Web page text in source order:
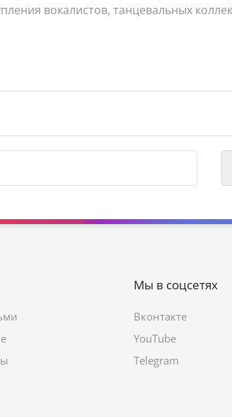
вокалистов, танцевальных
Мы в соцсетях
Вконтакте
YouTube
Telegram